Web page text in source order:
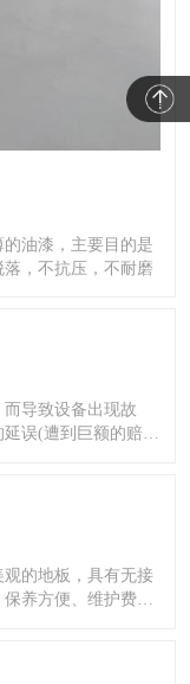
油漆，主要目的是
，不抗压，不耐磨
导致设备出现故
误(遭到巨额的赔
的地板，具有无接
养方便、维护费用